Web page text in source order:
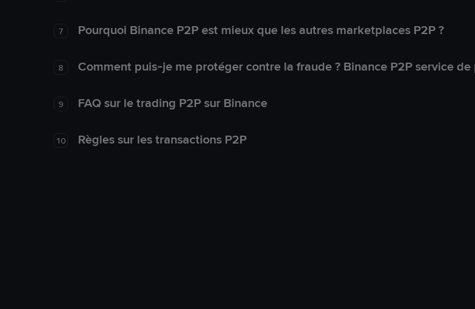
7 Pourquoi Binance P2P est mieux que les autres marketplaces P2P ?
8 Comment puis-je me protéger contre la fraude ? Binance P2P service
9 FAQ sur le trading P2P sur Binance
10 Règles sur les transactions P2P